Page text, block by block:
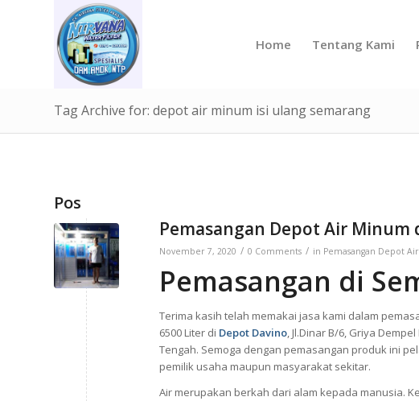
Home Tentang Kami
Tag Archive for: depot air minum isi ulang semarang
Pos
Pemasangan Depot Air Minum
November 7, 2020 / 0 Comments / in Pemasangan Depot
Pemasangan di
Terima kasih telah memakai jasa kami dalam
6500 Liter di Depot Davino, Jl.Dinar B/6, Griya
Tengah. Semoga dengan pemasangan produk ini
pemilik usaha maupun masyarakat sekitar.
Air merupakan berkah dari alam kepada manusia.